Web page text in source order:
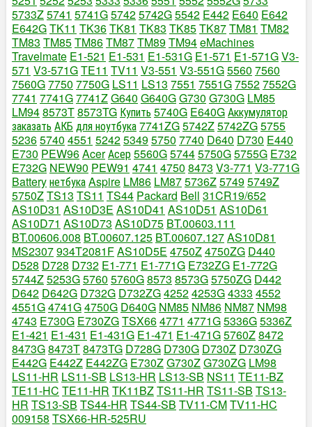
5733Z5741 5741G57425742G5542 E442 E640 E642
E642GTK11 TK36TK81 TK83 TK85TK87TM81 TM82
TM83 TM85TM86TM87TM89TM94eMachines
Travelmate E1-521 E1-531 E1-531G E1-571 E1-571GV3-
571 V3-571GTE11 TV11 V3-551 V3-551G5560 7560
7560G7750 7750G LS11 LS13 7551 7551G75527552G
7741 7741G7741ZG640 G640GG730 G730G LM85
LM948573T8573TG Купить 5740G E640GАккумулятор
заказать АКБ для ноутбука7741ZG5742Z5742ZG5755
52365740 4551 524253495750 7740 D640 D730 E440
E730 PEW96AcerАсер5560G57445750G5755G E732
E732G NEW90 PEW91 4741 4750 8473 V3-771 V3-771G
BatteryнетбукаAspire LM86 LM875736Z57495749Z
5750ZTS13 TS11 TS44 Packard Bell 31CR19/652
AS10D31 AS10D3E AS10D41 AS10D51 AS10D61
AS10D71 AS10D73 AS10D75 BT.00603.111
BT.00606.008 BT.00607.125 BT.00607.127AS10D81
MS2307934T2081FAS10D5E 4750Z4750ZG D440
D528 D728 D732 E1-771 E1-771G E732ZG E1-772G
5744Z5253G5760 5760G8573 8573G5750ZG D442
D642 D642G D732G D732ZG42524253G4333 4552
4551G4741G4750G D640G NM85 NM86 NM87 NM98
4743 E730G E730ZGTSX664771 4771G5336G5336Z
E1-421 E1-431 E1-431G E1-471 E1-471G5760Z8472
8473G8473T8473TG D728G D730G D730Z D730ZG
E442G E442Z E442ZG E730ZG730ZG730ZG LM98
LS11-HR LS11-SB LS13-HR LS13-SB NS11 TE11-BZ
TE11-HC TE11-HR TK11BZTS11-HR TS11-SB TS13-
HR TS13-SB TS44-HR TS44-SB TV11-CMTV11-HC
009158 TSX66-HR-525RU